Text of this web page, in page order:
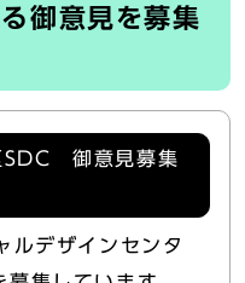
御意見を募集
SDC 御意見募集
ルデザインセンタ